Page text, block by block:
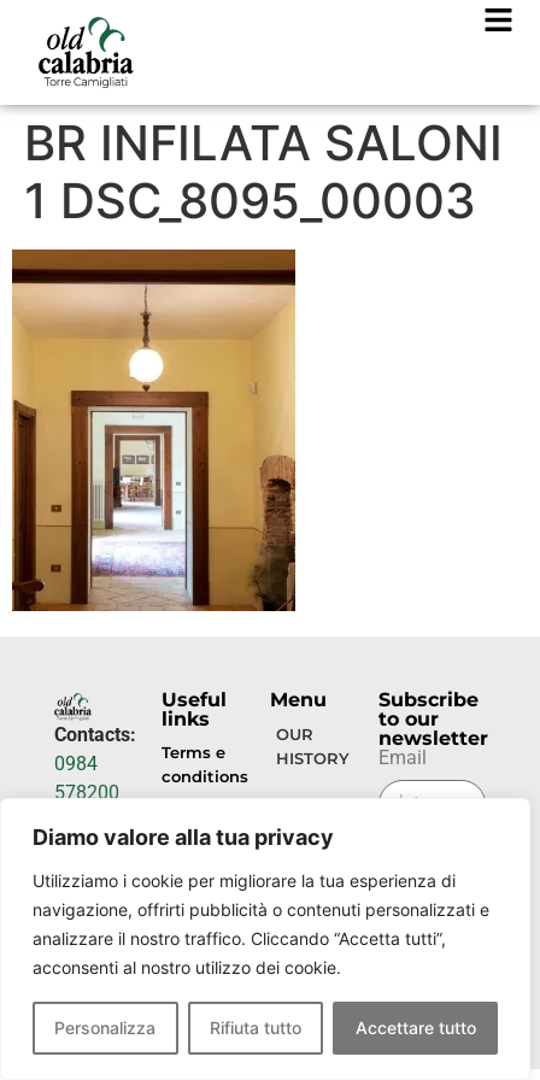
Diamo valore alla tua privacy
Utilizziamo i cookie per migliorare la tua esperienza di
navigazione, offrirti pubblicità o contenuti personalizzati e
analizzare il nostro traffico. Cliccando “Accetta tutti”,
acconsenti al nostro utilizzo dei cookie.
Personalizza Rifiuta tutto Accettare tutto
BR INFILATA SALONI
1 DSC_8095_00003
Contacts:
0984
578200
18, 87052
Useful
links
Terms e
conditions
policy
Menu
OUR
HISTORY
EVENTS
OUR
Subscribe
to our
newsletter
Email
NOW